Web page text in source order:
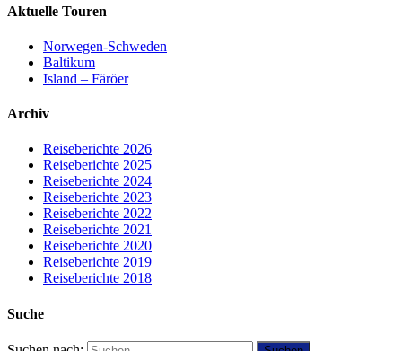
Aktuelle Touren
Norwegen-Schweden
Baltikum
Island – Färöer
Archiv
Reiseberichte 2026
Reiseberichte 2025
Reiseberichte 2024
Reiseberichte 2023
Reiseberichte 2022
Reiseberichte 2021
Reiseberichte 2020
Reiseberichte 2019
Reiseberichte 2018
Suche